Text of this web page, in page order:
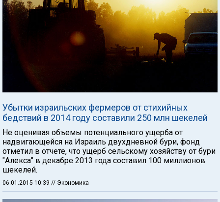
Убытки израильских фермеров от стихийных
бедствий в 2014 году составили 250 млн шекелей
Не оценивая объемы потенциального ущерба от
надвигающейся на Израиль двухдневной бури, фонд
отметил в отчете, что ущерб сельскому хозяйству от бури
"Алекса" в декабре 2013 года составил 100 миллионов
шекелей.
06.01.2015 10:39 // Экономика